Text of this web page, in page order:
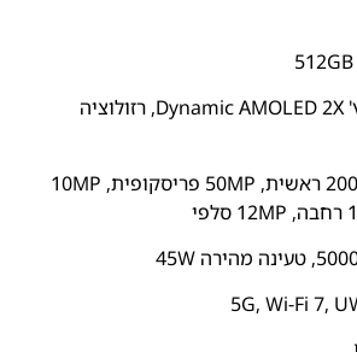
512GB
6.8 אינץ' Dynamic AMOLED 2X, רזולוציה
200MP ראשית, 50MP פריסקופית, 10MP